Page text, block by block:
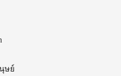
ษย์